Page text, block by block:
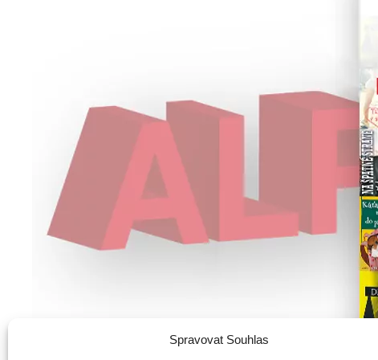
Spravovat Souhlas